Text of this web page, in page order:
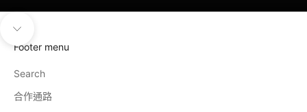
Footer menu
Search
合作通路